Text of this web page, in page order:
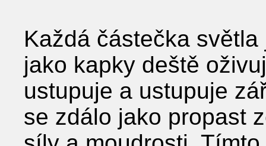
Každá částečka
jako kapky deště
ustupuje a ustupuje
se zdálo jako propast